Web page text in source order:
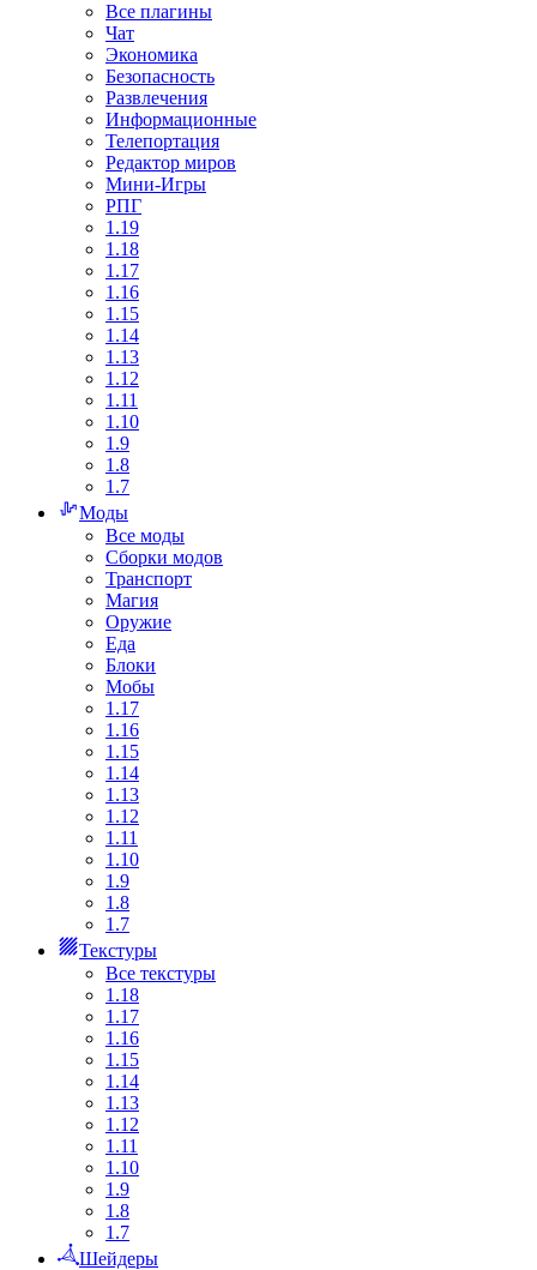
Все плагины
Чат
Экономика
Безопасность
Развлечения
Информационные
Телепортация
Редактор миров
Мини-Игры
РПГ
1.19
1.18
1.17
1.16
1.15
1.14
1.13
1.12
1.11
1.10
1.9
1.8
1.7
Моды
Все моды
Сборки модов
Транспорт
Магия
Оружие
Еда
Блоки
Мобы
1.17
1.16
1.15
1.14
1.13
1.12
1.11
1.10
1.9
1.8
1.7
Текстуры
Все текстуры
1.18
1.17
1.16
1.15
1.14
1.13
1.12
1.11
1.10
1.9
1.8
1.7
Шейдеры